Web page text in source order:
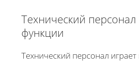
Технический персонал
функции
Технический персонал